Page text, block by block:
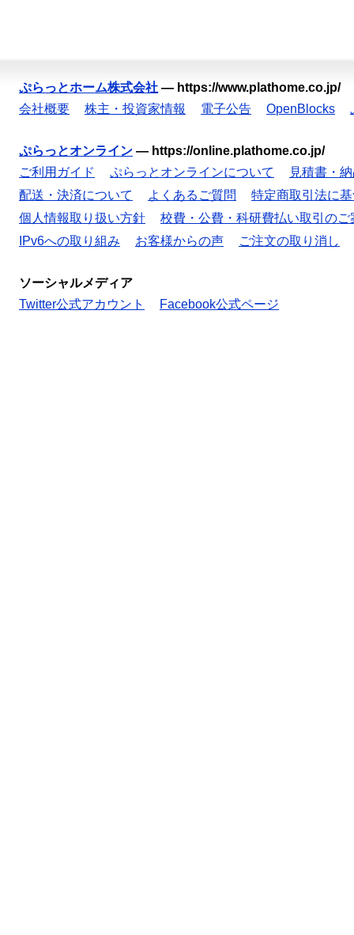
ぷらっとホーム株式会社 — https://www.plathome.co.jp/
会社概要
株主・投資家情報 電子公告 OpenBlocks
ぷらっとオンライン — https://online.plathome.co.jp/
ご利用ガイド
ぷらっとオンラインについて
見積書・
配送・決済について
よくあるご質問
特定商取引法に
個人情報取り扱い方針
校費・公費・科研費払い取引のご
IPv6への取り組み
お客様からの声 ご注文の取り消し
ソーシャルメディア
Twitter公式アカウント
Facebook公式ページ